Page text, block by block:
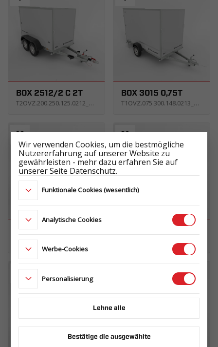
BOX 2512/2 C 2T
T2OVZ.200.250.125.0212_KS2E_X
BOX 3015 0,75T
T1OVZ.075.300.148.0213_USNE_X
BOX 3015 C 1,3T
Wir verwenden Cookies, um die bestmögliche
Nutzererfahrung auf unserer Website zu
gewährleisten - mehr dazu erfahren Sie auf
unserer Seite Datenschutz.
Funktionale Cookies (wesentlich)
Analytische Cookies
Werbe-Cookies
Personalisierung
Lehne alle
Bestätige die ausgewählte